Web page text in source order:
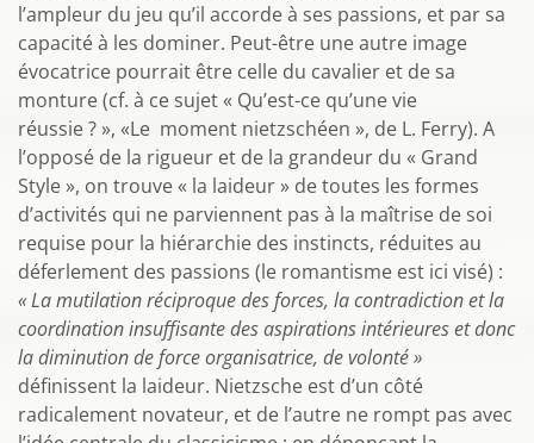
l’ampleur du jeu qu’il accorde à ses passions, et par sa
capacité à les dominer. Peut-être une autre image
évocatrice pourrait être celle du cavalier et de sa
monture (cf. à ce sujet « Qu’est-ce qu’une vie
réussie ? », «Le moment nietzschéen », de L. Ferry). A
l’opposé de la rigueur et de la grandeur du « Grand
Style », on trouve « la laideur » de toutes les formes
d’activités qui ne parviennent pas à la maîtrise de soi
requise pour la hiérarchie des instincts, réduites au
déferlement des passions (le romantisme est ici visé) :
« La mutilation réciproque des forces, la contradiction et la
coordination insuffisante des aspirations intérieures et donc
la diminution de force organisatrice, de volonté »
définissent la laideur. Nietzsche est d’un côté
radicalement novateur, et de l’autre ne rompt pas avec